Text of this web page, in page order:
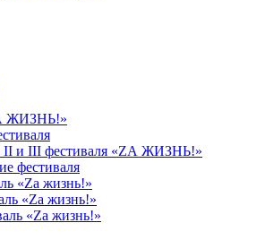
ЖИЗНЬ!»
и III фестиваля «ZА ЖИЗНЬ!»
фестиваля
«Zа жизнь!»
«Zа жизнь!»
«Zа жизнь!»